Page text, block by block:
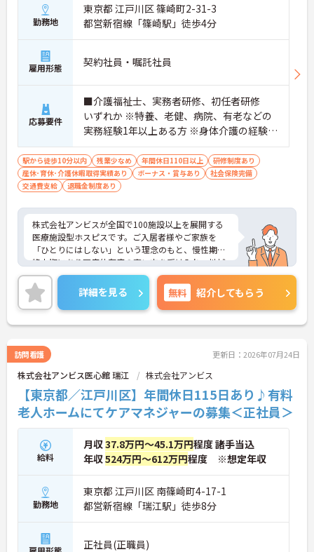
・入職後はお一人おひとりの習熟度に合わせた個別
のＯＪＴ研修を実施し、ｅラーニングを用いた学習
の機会も提供されます
・施設内には看護師が24時間常駐しており、急変時
の対応や専門的な医療処置は看護師が担当するため
負担が減ります
・介護スタッフと看護スタッフの比率が1対1で相談
しやすく、初任者研修や実務者研修からでも着実に
専門性を高められます
＜残業月7時間以下で身体の負担を軽減！＞
・常勤で働くスタッフの比率が90パーセント以上と
高く、急なシフト変更や無理な長時間勤務が発生し
にくい人員体制です
・訪問スケジュールに沿って施設内でのケアを行う
ため、月平均の残業時間は5時間から7時間程度とか
・夜勤明けの翌日は原則としてお休みとなるシフト
編成が組まれており、しっかりと休息を取りながら
長期的な就業が可能です
＜評価制度でキャリアアップ＞
・介護福祉士や初任者研修などの資格や実務経験、
夜勤回数がしっかりと給与に反映されるためモチベ
ーションを維持できます
・年次を問わずリーダーや主任などのマネジメント
職へ昇格する事例も多数あり、腰を据えて長期的な
キャリア形成が可能です
勤務地
東京都 江戸川区 篠崎町2-31-3
都営新宿線「篠崎駅」徒歩4分
雇用形態 契約社員・嘱託社員
応募要件
■介護福祉士、実務者研修、初任者研修
いずれか ※特養、老健、病院、有老などの
実務経験1年以上ある方 ※身体介護の経験年
以上ある方、機械浴の使用の経験のある方
歓迎
駅から徒歩10分以内 残業少なめ 年間休日110日以上
研修制度あり
産休･育休･介護休暇取得実績あり
ボーナス・賞与あり
社会保険完備
交通費支給
退職金制度あり
株式会社アンビスが全国で100施設以上を展開する
医療施設型ホスピスです。ご入居者様やご家族を
「ひとりにはしない」という理念のもと、慢性期や
終末期にあり医療依存度の高い方を受け入れ、地域
医療を支える社会的意義の高い事業を推進していま
す。現場には看護師が24時間常駐しています。急変
時の対応や医療行為は看護師が担当するため、初任
者研修や実務者研修の方も食事介助や入浴介助など
の生活を支えるケアに専念できる環境です。多職種
連携の体制がしっかりと整っています。働き方の面
では、夜勤明けの翌日が原則として公休となるほ
か、月平均の残業時間も5時間から7時間程度とかな
り少なめです。常勤スタッフの比率が90パーセント
を超えているため急な勤務変更が発生しにくく、あ
らかじめ決められた訪問予定表に沿って規則正しく
働けます。入職後は現場スタッフによるお一人おひ
とりに合わせた個別のOJT研修が実施されます。eラ
ーニングも導入されており、多職種と連携しながら
専門性を着実に深めていける環境が用意されていま
★おすすめPOINT★
＜個別ＯＪＴとチーム連携で着実に成長！＞
のＯＪＴ研修を実施し、ｅラーニングを用いた学習
詳細を見る 無料 紹介してもらう
訪問看護 更新日：2026年07月24日
株式会社アンビス医心館 瑞江 株式会社アンビス
【東京都／江戸川区】年間休日115日あり♪有料
老人ホームにてケアマネジャーの募集＜正社員＞
給料
月収37.8万円～45.1万円程度 諸手当込
年収524万円～612万円程度 ※想定年収
勤務地
東京都 江戸川区 南篠崎町4-17-1
都営新宿線「瑞江駅」徒歩8分
正社員(正職員)